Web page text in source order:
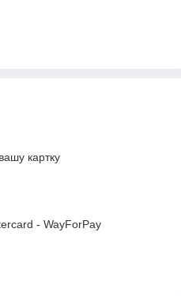
картку
- WayForPay